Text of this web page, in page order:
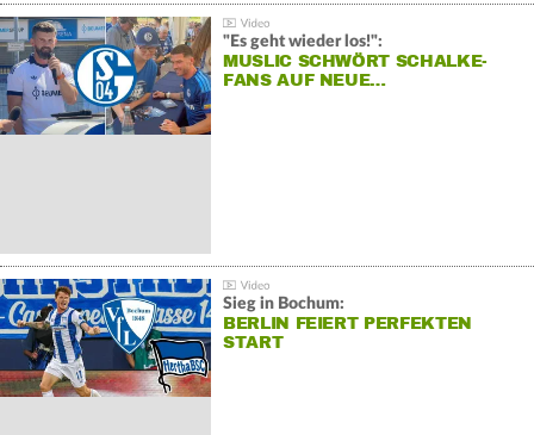
"Es geht wieder los!":
MUSLIC SCHWÖRT SCHALKE-
FANS AUF NEUE…
Sieg in Bochum:
BERLIN FEIERT PERFEKTEN
START